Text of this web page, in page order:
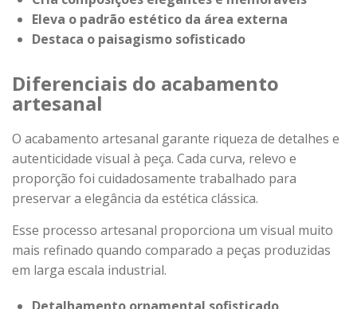
Eleva o padrão estético da área externa
Destaca o paisagismo sofisticado
Diferenciais do acabamento
artesanal
O acabamento artesanal garante riqueza de detalhes e
autenticidade visual à peça. Cada curva, relevo e
proporção foi cuidadosamente trabalhado para
preservar a elegância da estética clássica.
Esse processo artesanal proporciona um visual muito
mais refinado quando comparado a peças produzidas
em larga escala industrial.